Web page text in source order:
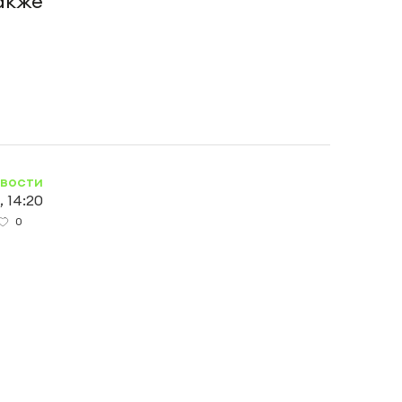
14:20
0